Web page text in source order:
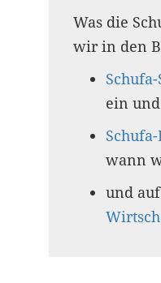
Was die
wir in den
ein
wann
und